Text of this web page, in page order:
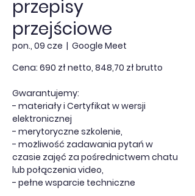
przepisy
przejściowe
pon., 09 cze
  |
Google Meet
Cena: 690 zł netto, 848,70 zł brutto
Gwarantujemy:
- materiały i Certyfikat w wersji
elektronicznej
- merytoryczne szkolenie,
- możliwość zadawania pytań w
czasie zajęć za pośrednictwem chatu
lub połączenia video,
- pełne wsparcie techniczne